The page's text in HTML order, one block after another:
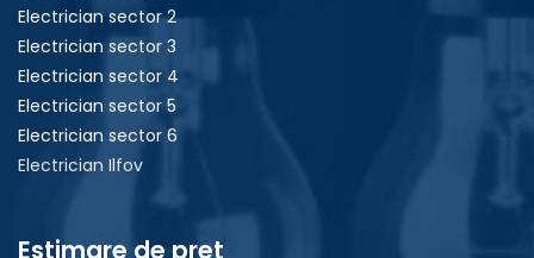
Electrician sector 2
Electrician sector 3
Electrician sector 4
Electrician sector 5
Electrician sector 6
Electrician Ilfov
Estimare de pret